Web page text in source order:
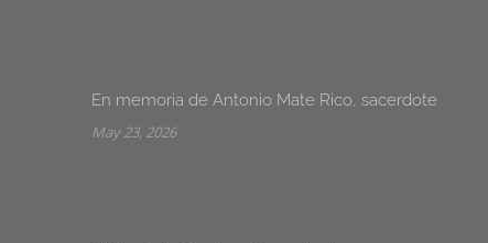
En memoria de Antonio Mate Rico, sacerdote
May 23, 2026